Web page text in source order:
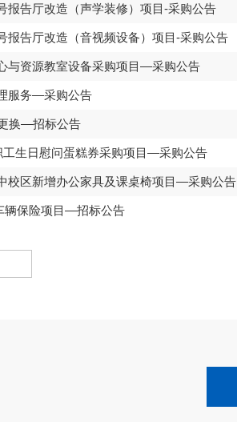
报告厅改造（声学装修）项目-采购公告
报告厅改造（音视频设备）项目-采购公告
资源教室设备采购项目—采购公告
服务—采购公告
换—招标公告
生日慰问蛋糕券采购项目—采购公告
区新增办公家具及课桌椅项目—采购公告
辆保险项目—招标公告